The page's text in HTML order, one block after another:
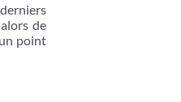
de
point